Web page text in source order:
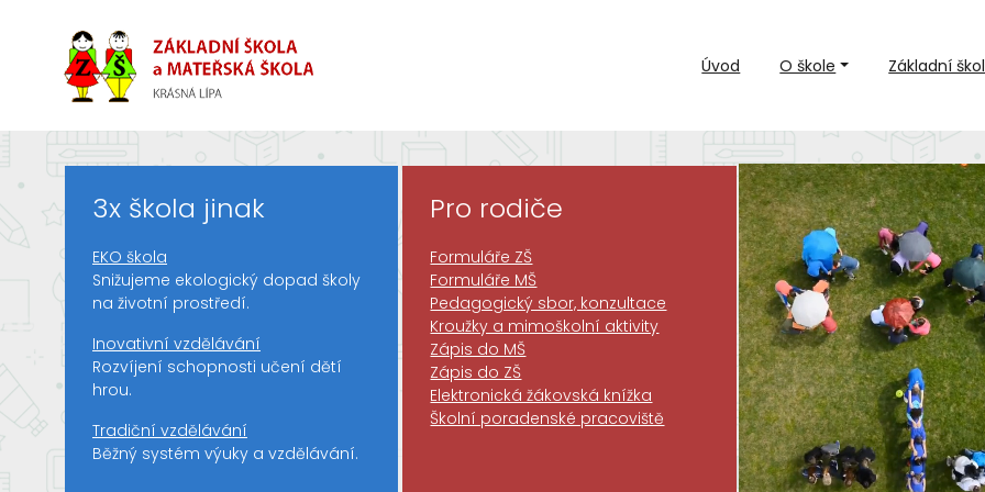
Úvod O škole Základní
3x škola jinak
EKO škola
Snižujeme ekologický dopad školy
na životní prostředí.
Inovativní vzdělávání
Rozvíjení schopnosti učení dětí
hrou.
Tradiční vzdělávání
Běžný systém výuky a vzdělávání.
Pro rodiče
Formuláře ZŠ
Formuláře MŠ
Pedagogický sbor, konzultace
Kroužky a mimoškolní aktivity
Zápis do MŠ
Zápis do ZŠ
Elektronická žákovská knížka
Školní poradenské pracoviště
Krásné Vánoce